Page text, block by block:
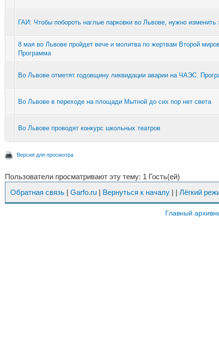
ГАИ: Чтобы побороть наглые парковки во Львове, нужно изменить
8 мая во Львове пройдет вече и молитва по жертвам Второй
Программа
Во Львове отметят годовщину ликвидации аварии на ЧАЭС.
Во Львове в переходе на площади Мытной до сих пор нет света
Во Львове проводят конкурс школьных театров
Версия для просмотра
Пользователи просматривают эту тему: 1 Гость(ей)
Обратная связь | Garfo.ru | Вернуться к началу | | Лёгкий
Главный